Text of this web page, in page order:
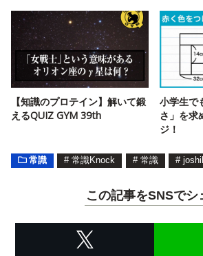
【知識のプロテイン】解いて鍛
えるQUIZ GYM 39th
小学生で
さ」を求
ジ！
常識 # 常識Knock # 常識 #
この記事をSNSでシ